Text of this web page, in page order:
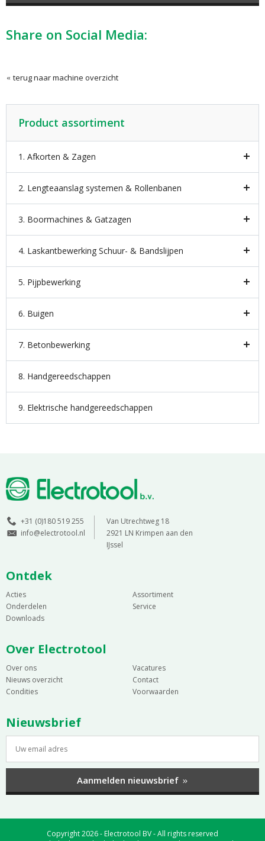
Share on Social Media:
terug naar machine overzicht
Product assortiment
1. Afkorten & Zagen
2. Lengteaanslag systemen & Rollenbanen
3. Boormachines & Gatzagen
4. Laskantbewerking Schuur- & Bandslijpen
5. Pijpbewerking
6. Buigen
7. Betonbewerking
8. Handgereedschappen
9. Elektrische handgereedschappen
+31 (0)180 519 255
info@electrotool.nl
Van Utrechtweg 18
2921 LN Krimpen aan den
IJssel
Ontdek
Acties
Assortiment
Onderdelen
Service
Downloads
Over Electrotool
Over ons
Vacatures
Nieuws overzicht
Contact
Condities
Voorwaarden
Nieuwsbrief
Aanmelden nieuwsbrief
Copyright 2026 - Electrotool BV - All rights reserved